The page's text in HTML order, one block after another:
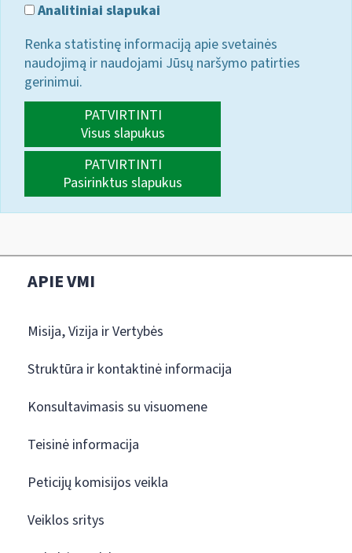
Analitiniai slapukai
Renka statistinę informaciją apie svetainės
naudojimą ir naudojami Jūsų naršymo patirties
gerinimui.
PATVIRTINTI
Visus slapukus
PATVIRTINTI
Pasirinktus slapukus
APIE VMI
Misija, Vizija ir Vertybės
Struktūra ir kontaktinė informacija
Konsultavimasis su visuomene
Teisinė informacija
Peticijų komisijos veikla
Veiklos sritys